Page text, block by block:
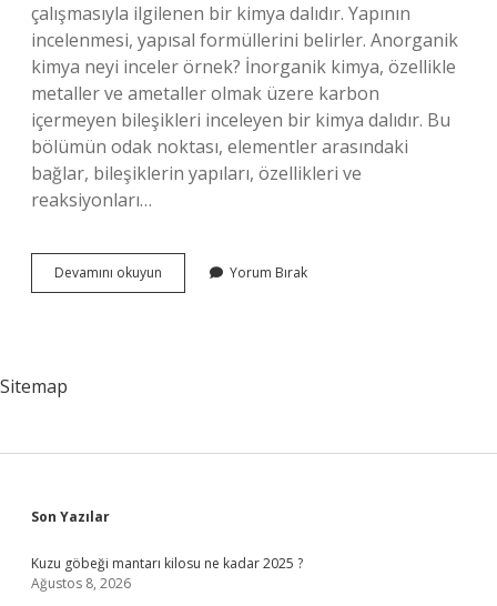
çalışmasıyla ilgilenen bir kimya dalıdır. Yapının
incelenmesi, yapısal formüllerini belirler. Anorganik
kimya neyi inceler örnek? İnorganik kimya, özellikle
metaller ve ametaller olmak üzere karbon
içermeyen bileşikleri inceleyen bir kimya dalıdır. Bu
bölümün odak noktası, elementler arasındaki
bağlar, bileşiklerin yapıları, özellikleri ve
reaksiyonları…
Devamını okuyun
Ve
Yorum Bırak
Sitemap
Sidebar
Son Yazılar
Kuzu göbeği mantarı kilosu ne kadar 2025 ?
Ağustos 8, 2026